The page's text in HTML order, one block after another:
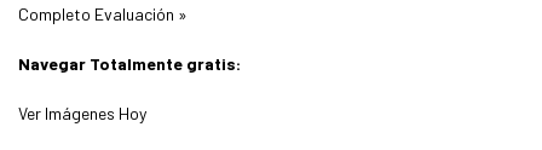
Completo Evaluación »
Navegar Totalmente gratis:
Ver Imágenes Hoy